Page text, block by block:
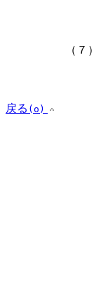
（７）
戻る (o)